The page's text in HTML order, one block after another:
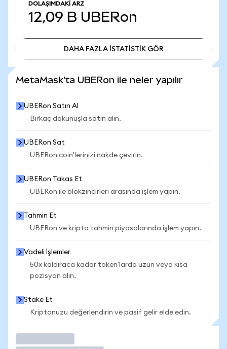
DOLAŞIMDAKI ARZ
12,09 B UBERon
DAHA FAZLA İSTATİSTİK GÖR
MetaMask'ta UBERon ile neler yapılır
UBERon Satın Al
Birkaç dokunuşla satın alın.
UBERon Sat
UBERon coin'lerinizi nakde çevirin.
UBERon Takas Et
UBERon ile blokzincirleri arasında işlem yapın.
Tahmin Et
UBERon ve kripto tahmin piyasalarında işlem yapın.
Vadeli İşlemler
50x kaldıraca kadar token'larda uzun veya kısa
pozisyon alın.
Stake Et
Kriptonuzu değerlendirin ve pasif gelir elde edin.